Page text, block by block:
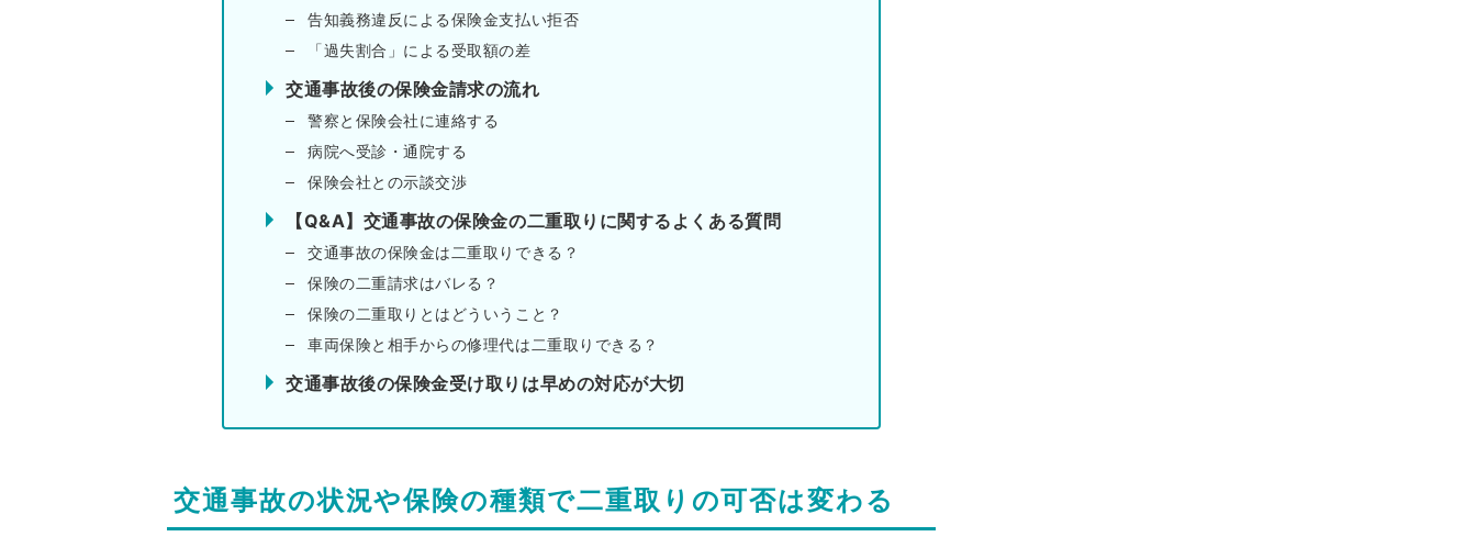
告知義務違反による保険金支払い拒否
「過失割合」による受取額の差
交通事故後の保険金請求の流れ
警察と保険会社に連絡する
病院へ受診・通院する
保険会社との示談交渉
【Q&A】交通事故の保険金の二重取りに関するよくある質問
交通事故の保険金は二重取りできる？
保険の二重請求はバレる？
保険の二重取りとはどういうこと？
車両保険と相手からの修理代は二重取りできる？
交通事故後の保険金受け取りは早めの対応が大切
交通事故の状況や保険の種類で二重取りの可否は変わる